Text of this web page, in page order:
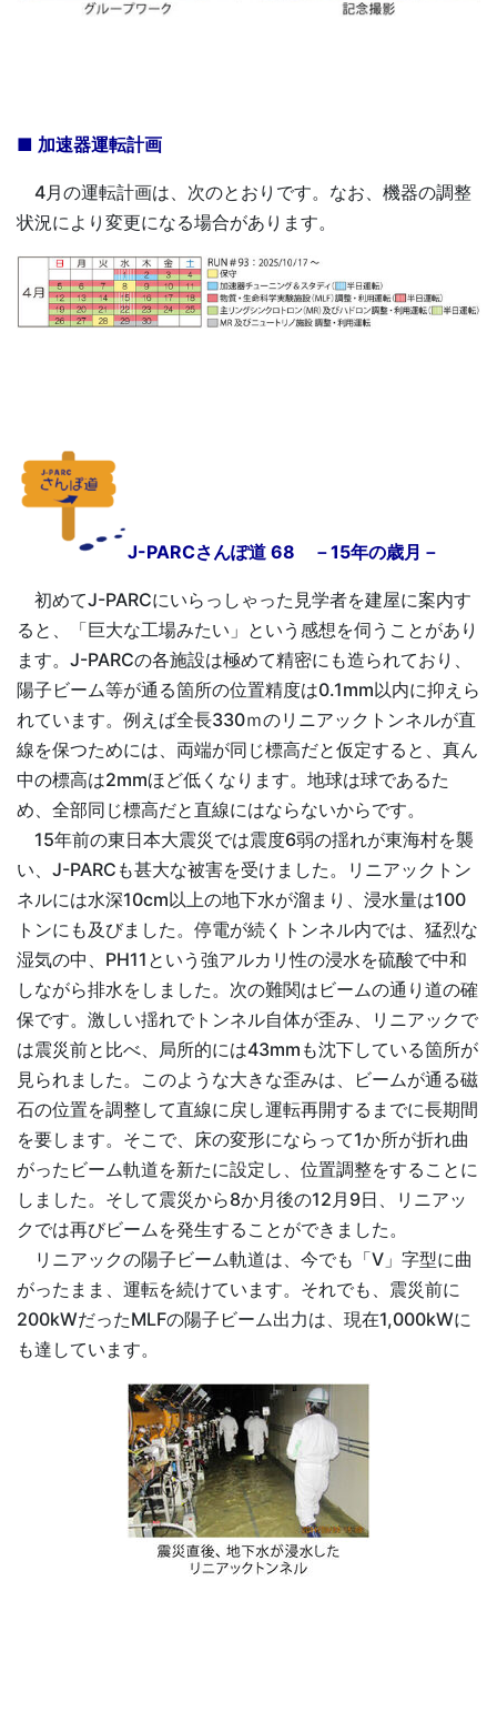
■ 加速器運転計画
4月の運転計画は、次のとおりです。なお、機器の調整
状況により変更になる場合があります。
J-PARCさんぽ道 68 －15年の歳月－
初めてJ-PARCにいらっしゃった見学者を建屋に案内す
ると、「巨大な工場みたい」という感想を伺うことがあり
ます。J-PARCの各施設は極めて精密にも造られており、
陽子ビーム等が通る箇所の位置精度は0.1mm以内に抑えら
れています。例えば全長330ｍのリニアックトンネルが直
線を保つためには、両端が同じ標高だと仮定すると、真ん
中の標高は2mmほど低くなります。地球は球であるた
め、全部同じ標高だと直線にはならないからです。
15年前の東日本大震災では震度6弱の揺れが東海村を襲
い、J-PARCも甚大な被害を受けました。リニアックトン
ネルには水深10cm以上の地下水が溜まり、浸水量は100
トンにも及びました。停電が続くトンネル内では、猛烈な
湿気の中、PH11という強アルカリ性の浸水を硫酸で中和
しながら排水をしました。次の難関はビームの通り道の確
保です。激しい揺れでトンネル自体が歪み、リニアックで
は震災前と比べ、局所的には43mmも沈下している箇所が
見られました。このような大きな歪みは、ビームが通る磁
石の位置を調整して直線に戻し運転再開するまでに長期間
を要します。そこで、床の変形にならって1か所が折れ曲
がったビーム軌道を新たに設定し、位置調整をすることに
しました。そして震災から8か月後の12月9日、リニアッ
クでは再びビームを発生することができました。
リニアックの陽子ビーム軌道は、今でも「V」字型に曲
がったまま、運転を続けています。それでも、震災前に
200kWだったMLFの陽子ビーム出力は、現在1,000kWに
も達しています。